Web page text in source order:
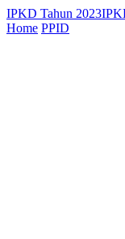
IPKD Tahun 2023
Home PPID